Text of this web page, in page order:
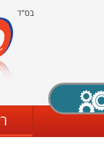
בס"ד
X סגירה